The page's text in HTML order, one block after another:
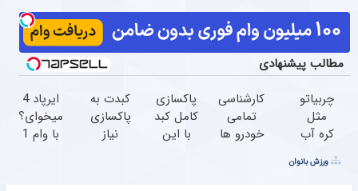
مطالب پیشنهادی
چربیاتو
مثل
کره آب
تخفیف
کارشناسی
تمامی
خودرو ها
پاکسازی
کامل کبد
با این
کبدت به
پاکسازی
نیاز
ایرپاد 4
میخوای؟
با وام 1
ورزش بانوان